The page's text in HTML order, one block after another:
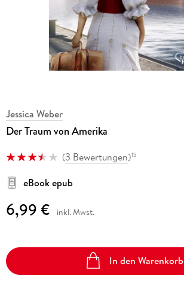
Jessica Weber
Der Traum von Amerika
(3 Bewertungen)15
eBook epub
6,99 € inkl. Mwst.
In den Warenkorb